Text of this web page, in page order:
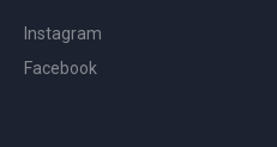
Instagram
Facebook